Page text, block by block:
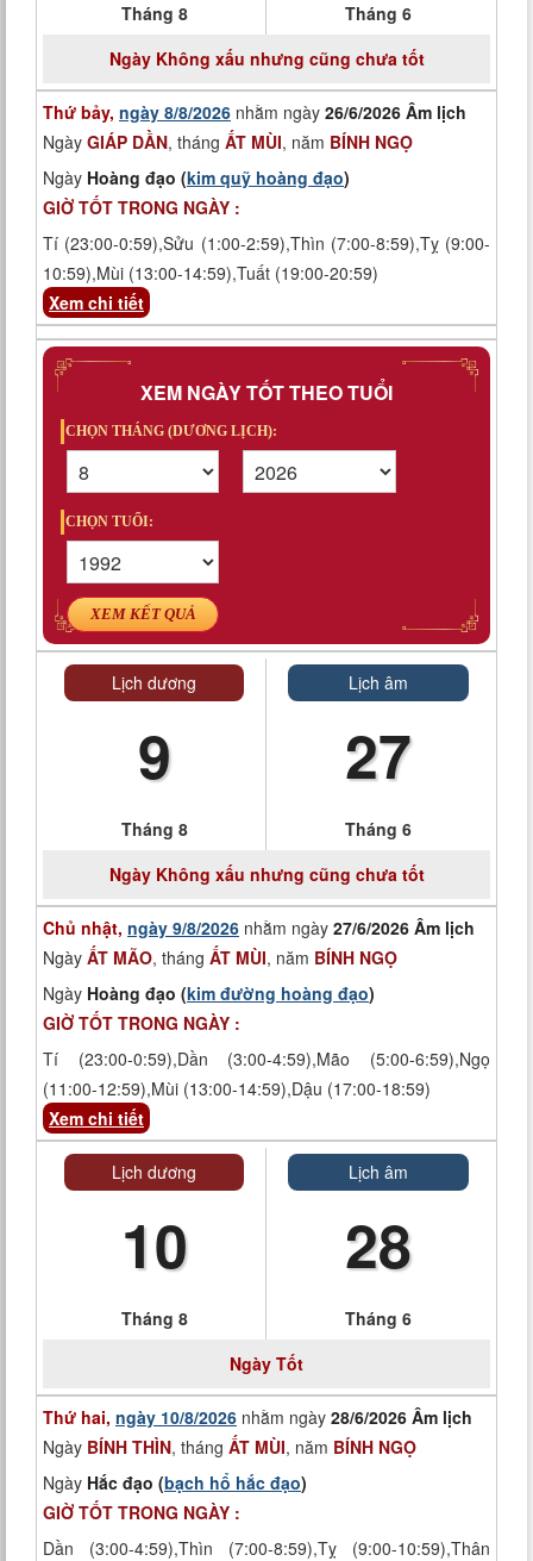
Tháng 8
Tháng 6
NgàyKhông xấu nhưng cũng chưa tốt
Thứ bảy, ngày 8/8/2026 nhằm ngày 26/6/2026 Âm lịch
Ngày GIÁP DẦN, tháng ẤT MÙI, năm BÍNH NGỌ
Ngày Hoàng đạo (kim quỹ hoàng đạo)
GIỜ TỐT TRONG NGÀY :
Tí (23:00-0:59),Sửu (1:00-2:59),Thìn (7:00-8:59),Tỵ (9:00-
10:59),Mùi (13:00-14:59),Tuất (19:00-20:59)
Xem chi tiết
XEM NGÀY TỐT THEO TUỔI
CHỌN THÁNG (DƯƠNG LỊCH):
CHỌN TUỔI:
XEM KẾT QUẢ
Lịch dương
9
Tháng 8
Lịch âm
27
Tháng 6
NgàyKhông xấu nhưng cũng chưa tốt
Chủ nhật, ngày 9/8/2026 nhằm ngày 27/6/2026 Âm lịch
Ngày ẤT MÃO, tháng ẤT MÙI, năm BÍNH NGỌ
Ngày Hoàng đạo (kim đường hoàng đạo)
GIỜ TỐT TRONG NGÀY :
Tí (23:00-0:59),Dần (3:00-4:59),Mão (5:00-6:59),Ngọ
(11:00-12:59),Mùi (13:00-14:59),Dậu (17:00-18:59)
Xem chi tiết
Lịch dương
10
Tháng 8
Lịch âm
28
Tháng 6
Ngày Tốt
Thứ hai, ngày 10/8/2026 nhằm ngày 28/6/2026 Âm lịch
Ngày BÍNH THÌN, tháng ẤT MÙI, năm BÍNH NGỌ
Ngày Hắc đạo (bạch hổ hắc đạo)
GIỜ TỐT TRONG NGÀY :
Dần (3:00-4:59),Thìn (7:00-8:59),Tỵ (9:00-10:59),Thân